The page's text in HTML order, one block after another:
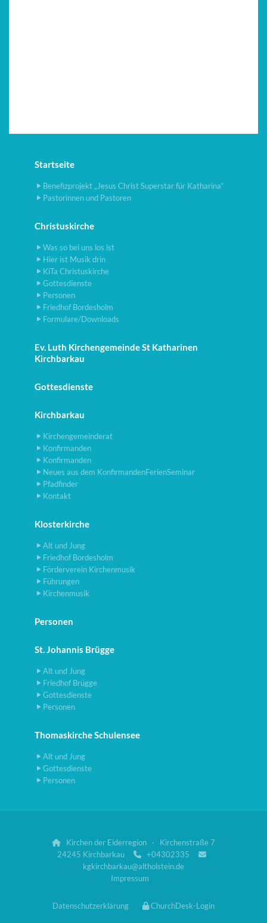
Startseite
Benefizprojekt „Jesus Christ Superstar für Katharina“
Pastorinnen und Pastoren
Christuskirche
Was so bei uns los ist
Hier ist Musik drin
KiTa Christuskirche
Gottesdienste
Personen
Friedhof Bordesholm
Formulare/Downloads
Ev. Luth Kirchengemeinde St Katharinen
Kirchbarkau
Gottesdienste
Kirchbarkau
Kirchengemeinderat
Konfirmanden
Konfirmanden
Neues aus dem KonfirmandenFerienSeminar
Pfadfinder
Kontakt
Klosterkirche
Alt und Jung
Friedhof Bordesholm
Förderverein Kirchenmusik
Führungen
Kirchenmusik
Personen
St. Johannis Brügge
Alt und Jung
Friedhof Brügge
Gottesdienste
Personen
Thomaskirche Schulensee
Alt und Jung
Gottesdienste
Personen

Kirchen der Eiderregion · Kirchenstraße 7
24245 Kirchbarkau
 +04302335 
kgkirchbarkau@altholstein.de
Impressum
Datenschutzerklärung ChurchDesk-Login